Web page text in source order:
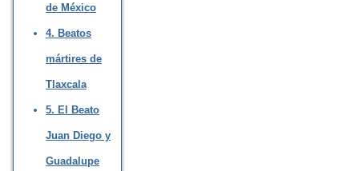
de México
4. Beatos
mártires de
Tlaxcala
5. El Beato
Juan Diego y
Guadalupe